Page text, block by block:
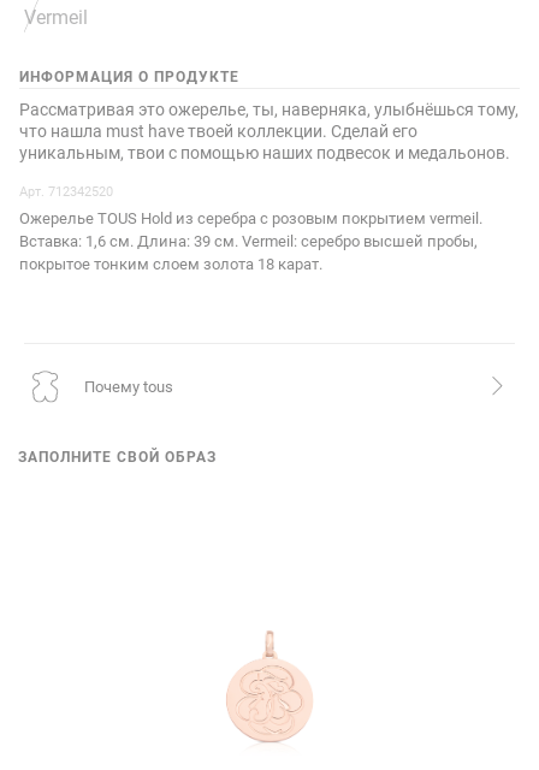
ИНФОРМАЦИЯ О ПРОДУКТЕ
Рассматривая это ожерелье, ты, наверняка, улыбнёшься тому,
что нашла must have твоей коллекции. Сделай его
уникальным, твои с помощью наших подвесок и медальонов.
Арт. 712342520
Ожерелье TOUS Hold из серебра с розовым покрытием vermeil.
Вставка: 1,6 см. Длина: 39 см. Vermeil: серебро высшей пробы,
покрытое тонким слоем золота 18 карат.
почему tous
ЗАПОЛНИТЕ СВОЙ ОБРАЗ